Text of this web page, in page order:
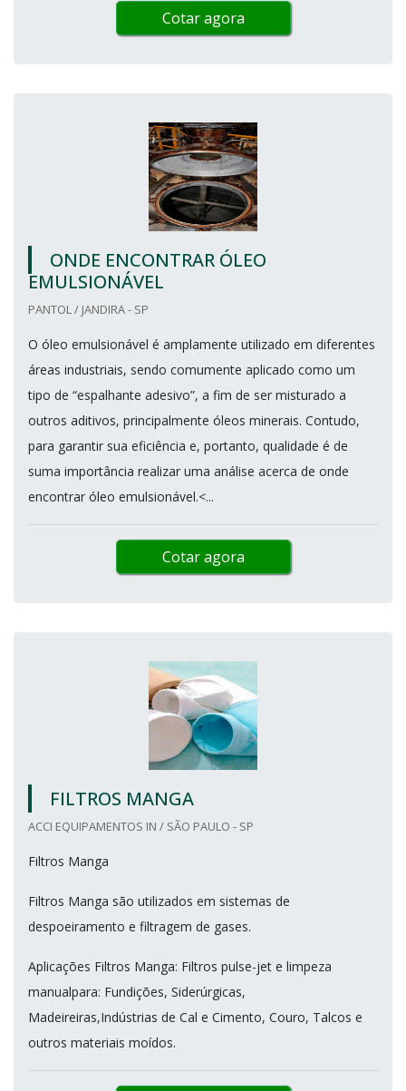
Cotar agora
ONDE ENCONTRAR ÓLEO
EMULSIONÁVEL
PANTOL / JANDIRA - SP
O óleo emulsionável é amplamente utilizado em diferentes
áreas industriais, sendo comumente aplicado como um
tipo de “espalhante adesivo”, a fim de ser misturado a
outros aditivos, principalmente óleos minerais. Contudo,
para garantir sua eficiência e, portanto, qualidade é de
suma importância realizar uma análise acerca de onde
encontrar óleo emulsionável.<...
Cotar agora
FILTROS MANGA
ACCI EQUIPAMENTOS IN / SÃO PAULO - SP
Filtros Manga
Filtros Manga são utilizados em sistemas de
despoeiramento e filtragem de gases.
Aplicações Filtros Manga: Filtros pulse-jet e limpeza
manualpara: Fundições, Siderúrgicas,
Madeireiras,Indústrias de Cal e Cimento, Couro, Talcos e
outros materiais moídos.